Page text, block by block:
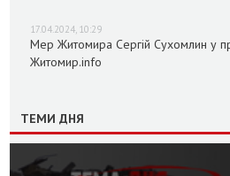
17.04.2024, 10:29
Мер Житомира Сергій Сухомлин у
Житомир.info
ТЕМИ ДНЯ